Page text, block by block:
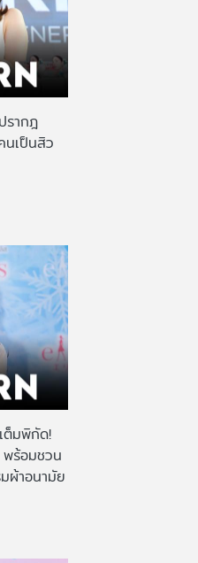
รากฎ
เป็นสิว
ต็มพิกัด!
ร้อมชวน
ผ้าอนามัย